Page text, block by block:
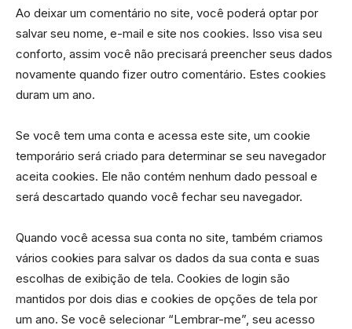
Ao deixar um comentário no site, você poderá optar por
salvar seu nome, e-mail e site nos cookies. Isso visa seu
conforto, assim você não precisará preencher seus dados
novamente quando fizer outro comentário. Estes cookies
duram um ano.
Se você tem uma conta e acessa este site, um cookie
temporário será criado para determinar se seu navegador
aceita cookies. Ele não contém nenhum dado pessoal e
será descartado quando você fechar seu navegador.
Quando você acessa sua conta no site, também criamos
vários cookies para salvar os dados da sua conta e suas
escolhas de exibição de tela. Cookies de login são
mantidos por dois dias e cookies de opções de tela por
um ano. Se você selecionar “Lembrar-me”, seu acesso